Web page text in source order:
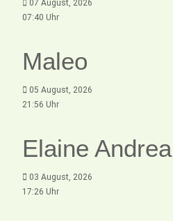
07 August, 2026
07:40 Uhr
Maleo
05 August, 2026
21:56 Uhr
Elaine Andrea
03 August, 2026
17:26 Uhr